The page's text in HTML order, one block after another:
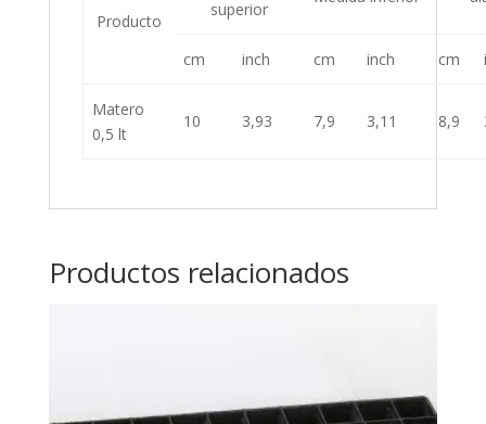
Producto
superior
cm inch cm inch cm
Matero
0,5 lt
10 3,93 7,9 3,11 8,9
Productos relacionados